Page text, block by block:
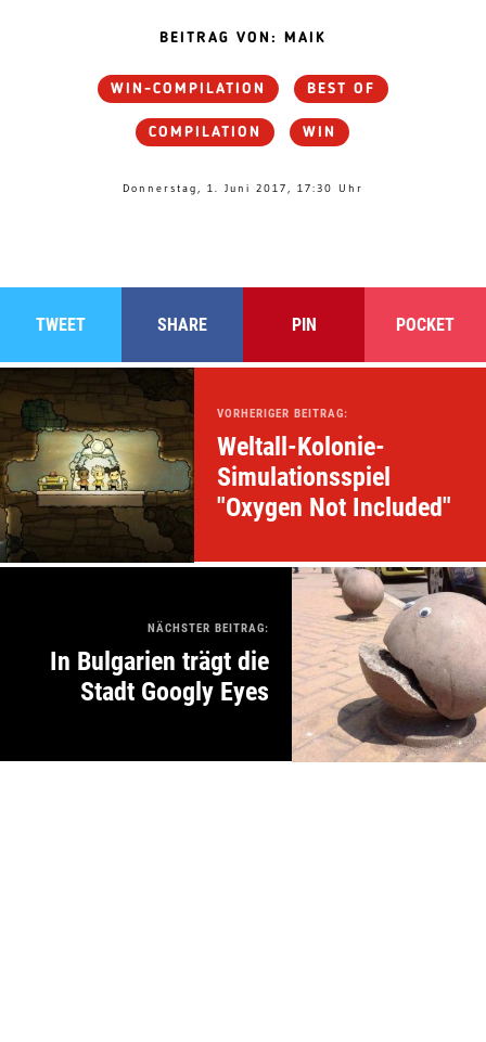
BEITRAG VON: MAIK
WIN-COMPILATION BEST OF
COMPILATION WIN
Donnerstag, 1. Juni 2017, 17:30 Uhr
TWEET SHARE PIN POCKET
VORHERIGER BEITRAG:
Weltall-Kolonie-
Simulationsspiel
"Oxygen Not Included"
NÄCHSTER BEITRAG:
In Bulgarien trägt die
Stadt Googly Eyes